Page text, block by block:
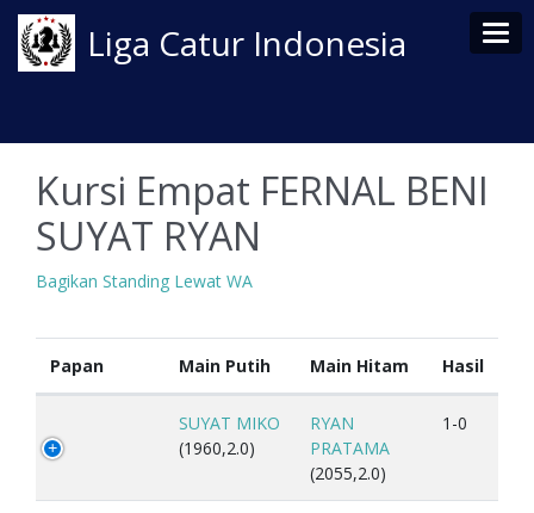
Liga Catur Indonesia
Kursi Empat FERNAL BENI
SUYAT RYAN
Bagikan Standing Lewat WA
Papan Main Putih Main Hitam Hasil
SUYAT MIKO
(1960,2.0)
RYAN
PRATAMA
(2055,2.0)
1-0